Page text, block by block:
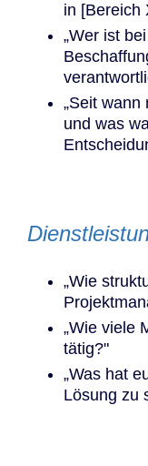
in [Bereich
„Wer ist
„Seit
und was
„Wie
„Wie viele
tätig?"
„Was hat
Lösung zu